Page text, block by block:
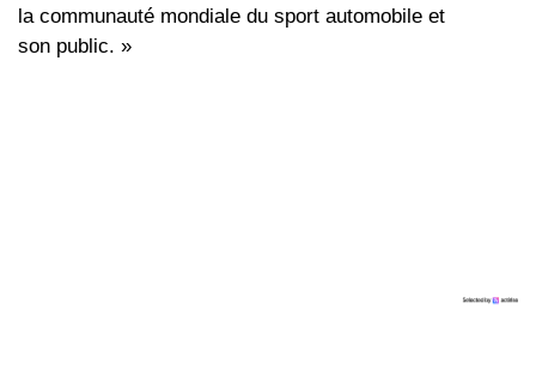
la communauté mondiale du sport automobile et
son public. »